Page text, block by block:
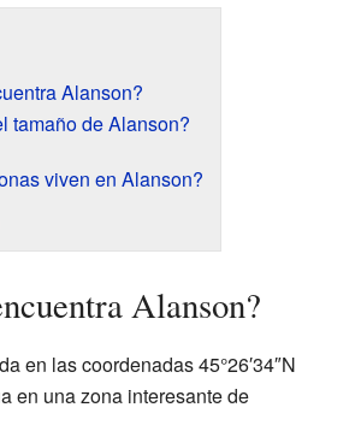
Alanson?
tamaño de Alanson?
viven en Alanson?
Alanson?
en las coordenadas 45°26′34″N
en una zona interesante de